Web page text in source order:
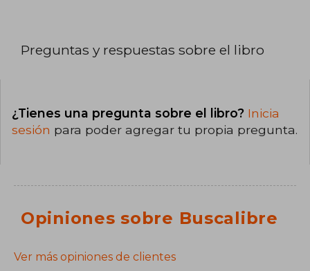
Preguntas y respuestas sobre el libro
¿Tienes una pregunta sobre el libro? Inicia
sesión para poder agregar tu propia pregunta.
Opiniones sobre Buscalibre
Ver más opiniones de clientes